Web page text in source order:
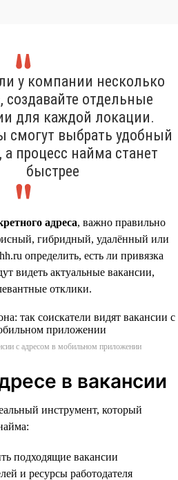
у компании несколько
создавайте отдельные
для каждой локации.
смогут выбрать удобный
а процесс найма станет
быстрее
адреса, важно правильно
гибридный, удалённый или
определить, есть ли привязка
видеть актуальные вакансии,
отклики.
с адресом в мобильном приложении
в вакансии
инструмент, который
подходящие вакансии
и ресурсы работодателя